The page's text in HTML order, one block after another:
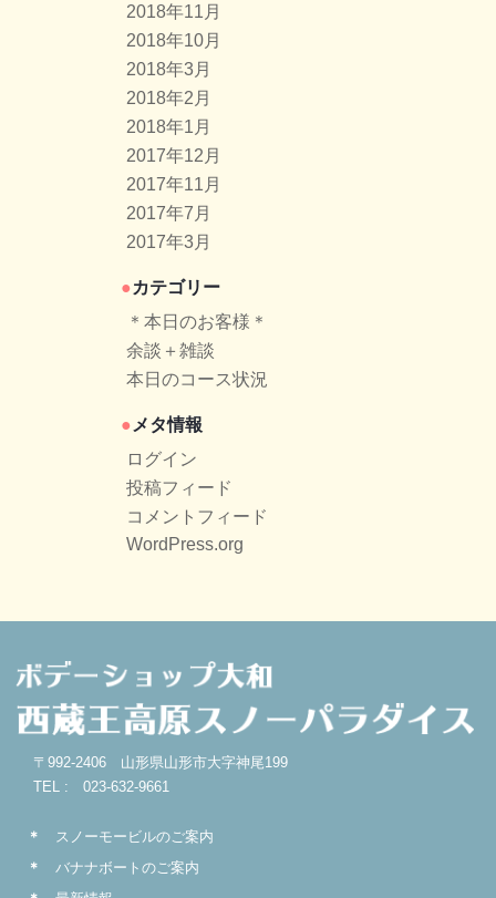
2018年11月
2018年10月
2018年3月
2018年2月
2018年1月
2017年12月
2017年11月
2017年7月
2017年3月
カテゴリー
＊本日のお客様＊
余談＋雑談
本日のコース状況
メタ情報
ログイン
投稿フィード
コメントフィード
WordPress.org
〒992-2406 山形県山形市大字神尾199
TEL : 023-632-9661
スノーモービルのご案内
バナナボートのご案内